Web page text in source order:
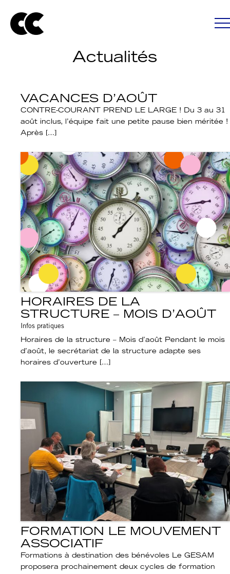
Actualités
VACANCES D’AOÛT
CONTRE-COURANT PREND LE LARGE ! Du 3 au 31
août inclus, l’équipe fait une petite pause bien méritée !
Après […]
HORAIRES DE LA
STRUCTURE – MOIS D’AOÛT
Infos pratiques
Horaires de la structure – Mois d’août Pendant le mois
d’août, le secrétariat de la structure adapte ses
horaires d’ouverture […]
FORMATION LE MOUVEMENT
ASSOCIATIF
Formations à destination des bénévoles Le GESAM
proposera prochainement deux cycles de formation